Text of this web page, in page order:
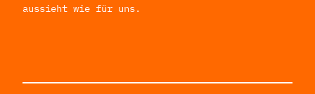
aussieht wie für uns.